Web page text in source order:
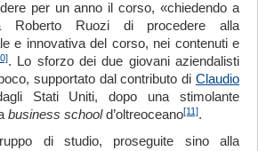
per un anno il corso, «chiedendo a
Ruozi di procedere alla
e innovativa del corso, nei contenuti e
. Lo sforzo dei due giovani aziendalisti
supportato dal contributo di Claudio
Stati Uniti, dopo una stimolante
business schoold’oltreoceano[11].
di studio, proseguite sino alla